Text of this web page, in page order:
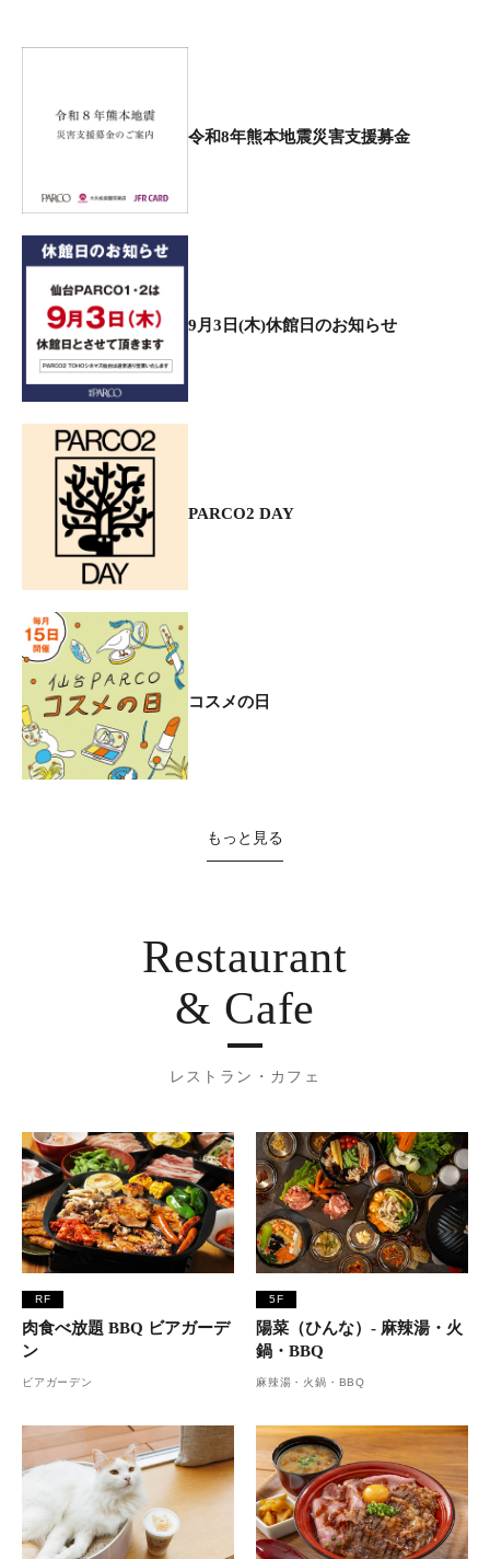
令和8年熊本地震災害支援募金
9月3日(木)休館日のお知らせ
PARCO2 DAY
コスメの日
もっと見る
Restaurant
& Cafe
レストラン・カフェ
RF
肉食べ放題 BBQ ビアガーデ
ン
ビアガーデン
5F
陽菜（ひんな）- 麻辣湯・火
鍋・BBQ
麻辣湯・火鍋・BBQ